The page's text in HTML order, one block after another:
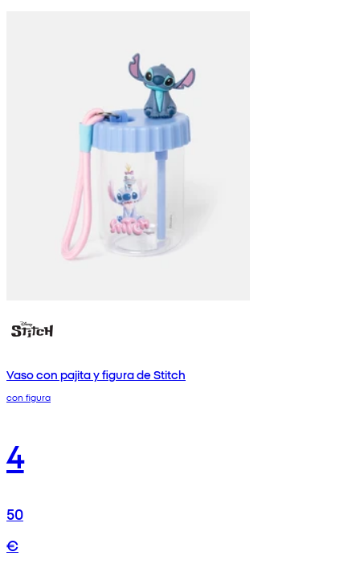
Vaso con pajita y figura de Stitch
con figura
4
50
€